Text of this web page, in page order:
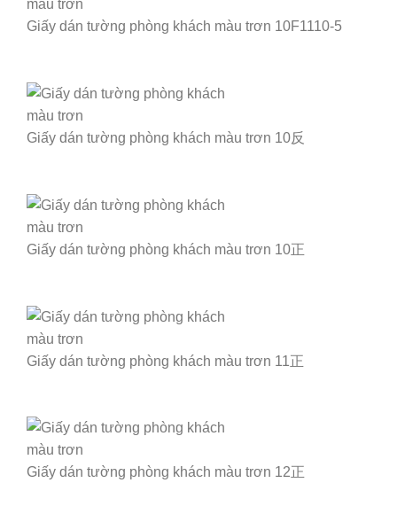
Giấy dán tường phòng khách màu trơn 10F1110-5
Giấy dán tường phòng khách màu trơn 10反
Giấy dán tường phòng khách màu trơn 10正
Giấy dán tường phòng khách màu trơn 11正
Giấy dán tường phòng khách màu trơn 12正